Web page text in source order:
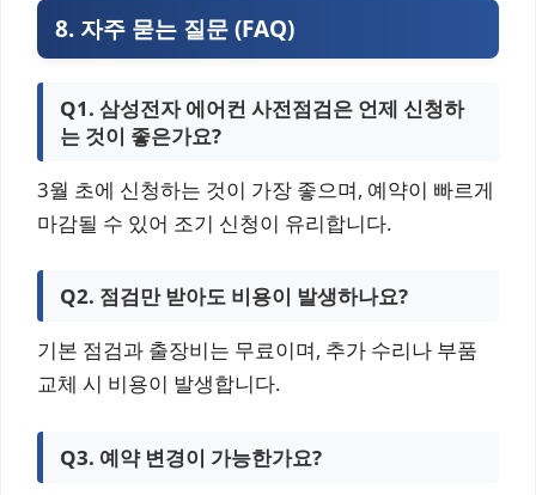
8. 자주 묻는 질문 (FAQ)
Q1. 삼성전자 에어컨 사전점검은 언제 신청하
는 것이 좋은가요?
3월 초에 신청하는 것이 가장 좋으며, 예약이 빠르게
마감될 수 있어 조기 신청이 유리합니다.
Q2. 점검만 받아도 비용이 발생하나요?
기본 점검과 출장비는 무료이며, 추가 수리나 부품
교체 시 비용이 발생합니다.
Q3. 예약 변경이 가능한가요?